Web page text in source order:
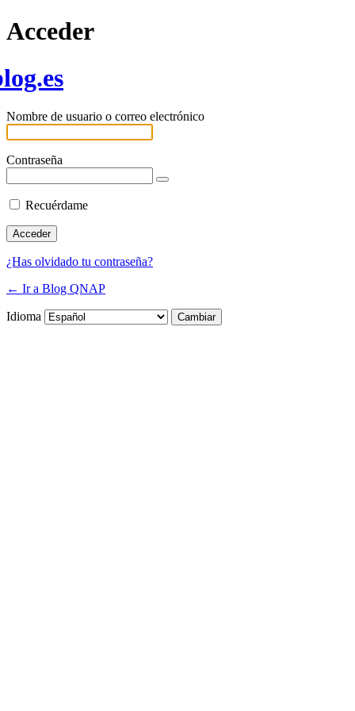
Acceder
Nombre de usuario o correo electrónico
Contraseña
Recuérdame
¿Has olvidado tu contraseña?
← Ir a Blog QNAP
Idioma